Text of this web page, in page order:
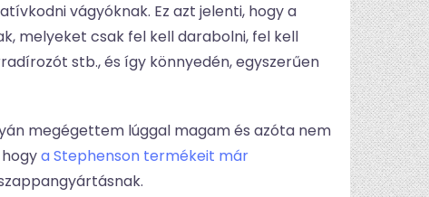
vágyóknak. Ez azt jelenti, hogy a
melyeket csak fel kell darabolni, fel kell
stb., és így könnyedén, egyszerűen
megégettem lúggal magam és azóta nem
a Stephenson termékeit már